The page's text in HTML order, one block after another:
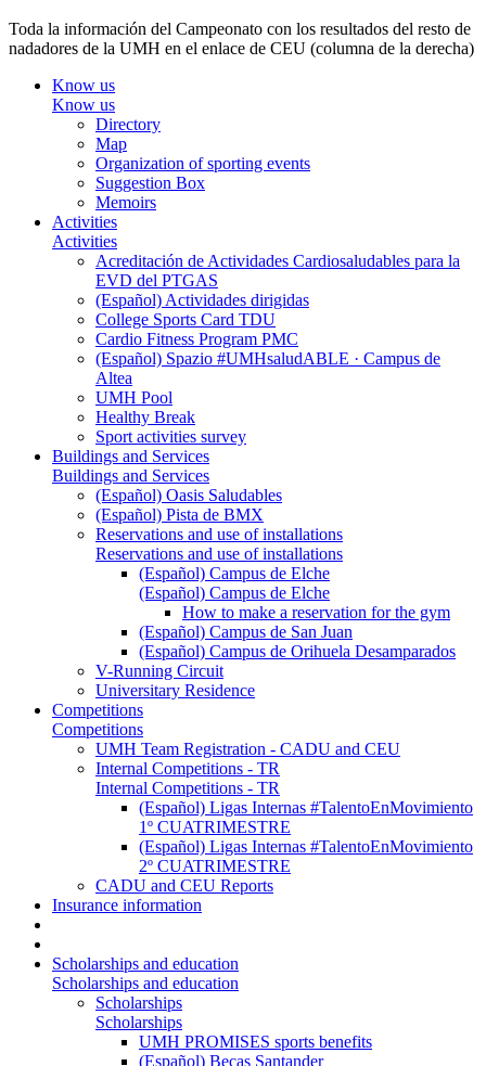
Toda la información del Campeonato con los resultados del resto de
nadadores de la UMH en el enlace de CEU (columna de la derecha)
Know us
Know us
Directory
Map
Organization of sporting events
Suggestion Box
Memoirs
Activities
Activities
Acreditación de Actividades Cardiosaludables para la
EVD del PTGAS
(Español) Actividades dirigidas
College Sports Card TDU
Cardio Fitness Program PMC
(Español) Spazio #UMHsaludABLE · Campus de
Altea
UMH Pool
Healthy Break
Sport activities survey
Buildings and Services
Buildings and Services
(Español) Oasis Saludables
(Español) Pista de BMX
Reservations and use of installations
Reservations and use of installations
(Español) Campus de Elche
(Español) Campus de Elche
How to make a reservation for the gym
(Español) Campus de San Juan
(Español) Campus de Orihuela Desamparados
V-Running Circuit
Universitary Residence
Competitions
Competitions
UMH Team Registration - CADU and CEU
Internal Competitions - TR
Internal Competitions - TR
(Español) Ligas Internas #TalentoEnMovimiento
1º CUATRIMESTRE
(Español) Ligas Internas #TalentoEnMovimiento
2º CUATRIMESTRE
CADU and CEU Reports
Insurance information
Scholarships and education
Scholarships and education
Scholarships
Scholarships
UMH PROMISES sports benefits
(Español) Becas Santander